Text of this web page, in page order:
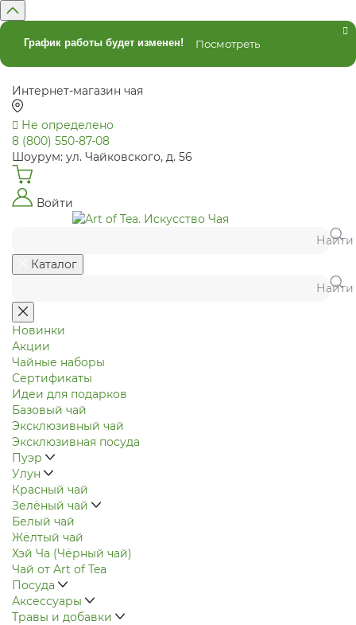
График работы будет изменен! Посмотреть
Интернет-магазин чая
Не определено
8 (800) 550-87-08
Шоурум: ул. Чайковского, д. 56
Войти
Найти
Каталог
Найти
Новинки
Акции
Чайные наборы
Сертификаты
Идеи для подарков
Базовый чай
Эксклюзивный чай
Эксклюзивная посуда
Пуэр
Улун
Красный чай
Зелёный чай
Белый чай
Жёлтый чай
Хэй Ча (Чёрный чай)
Чай от Art of Tea
Посуда
Аксессуары
Травы и добавки